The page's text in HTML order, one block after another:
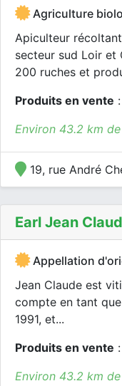
Agriculture
Apiculteur
secteur sud Loir et
200 ruches et
Produits en vente
Environ 43.2 km
19, rue André
Earl Jean
Appellation
Jean Claude est
compte en tant
1991, et...
Produits en vente
Environ 43.2 km